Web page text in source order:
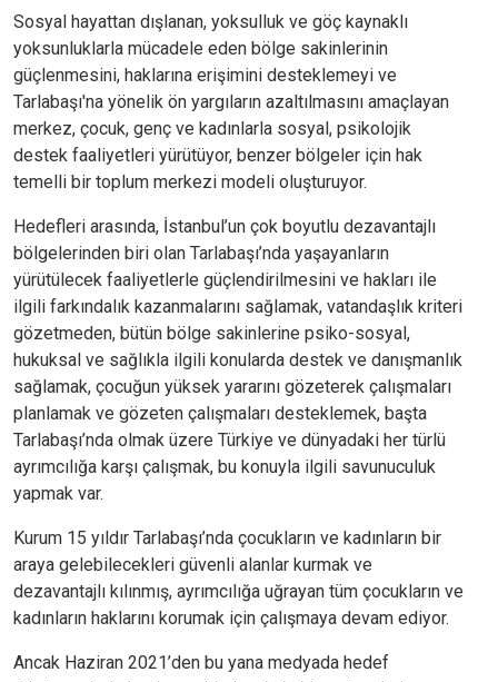
Sosyal hayattan dışlanan, yoksulluk ve göç kaynaklı
yoksunluklarla mücadele eden bölge sakinlerinin
güçlenmesini, haklarına erişimini desteklemeyi ve
Tarlabaşı'na yönelik ön yargıların azaltılmasını amaçlayan
merkez, çocuk, genç ve kadınlarla sosyal, psikolojik
destek faaliyetleri yürütüyor, benzer bölgeler için hak
temelli bir toplum merkezi modeli oluşturuyor.
Hedefleri arasında, İstanbul’un çok boyutlu dezavantajlı
bölgelerinden biri olan Tarlabaşı’nda yaşayanların
yürütülecek faaliyetlerle güçlendirilmesini ve hakları ile
ilgili farkındalık kazanmalarını sağlamak, vatandaşlık kriteri
gözetmeden, bütün bölge sakinlerine psiko-sosyal,
hukuksal ve sağlıkla ilgili konularda destek ve danışmanlık
sağlamak, çocuğun yüksek yararını gözeterek çalışmaları
planlamak ve gözeten çalışmaları desteklemek, başta
Tarlabaşı’nda olmak üzere Türkiye ve dünyadaki her türlü
ayrımcılığa karşı çalışmak, bu konuyla ilgili savunuculuk
yapmak var.
Kurum 15 yıldır Tarlabaşı’nda çocukların ve kadınların bir
araya gelebilecekleri güvenli alanlar kurmak ve
dezavantajlı kılınmış, ayrımcılığa uğrayan tüm çocukların ve
kadınların haklarını korumak için çalışmaya devam ediyor.
Ancak Haziran 2021’den bu yana medyada hedef